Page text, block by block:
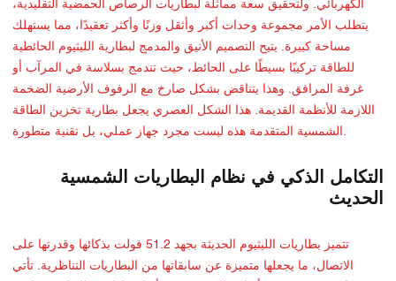
الكهربائي. ولتحقيق سعة مماثلة لبطاريات الرصاص الحمضية التقليدية،
يتطلب الأمر مجموعة وحدات أكبر وأثقل وزنًا وأكثر تعقيدًا، مما يستهلك
مساحة كبيرة. يتيح التصميم الأنيق والمدمج لبطارية الليثيوم الحائطية
للطاقة تركيبًا بسيطًا على الحائط، حيث تندمج بسلاسة في المرآب أو
غرفة المرافق. وهذا يتناقض بشكل صارخ مع الرفوف الأرضية الضخمة
اللازمة للأنظمة القديمة. هذا الشكل العصري يجعل بطارية تخزين الطاقة
الشمسية المتقدمة هذه ليست مجرد جهاز عملي، بل تقنية متطورة.
التكامل الذكي في نظام البطاريات الشمسية
الحديث
تتميز بطاريات الليثيوم الحديثة بجهد 51.2 فولت بذكائها وقدرتها على
الاتصال، ما يجعلها متميزة عن سابقاتها من البطاريات التناظرية. تأتي